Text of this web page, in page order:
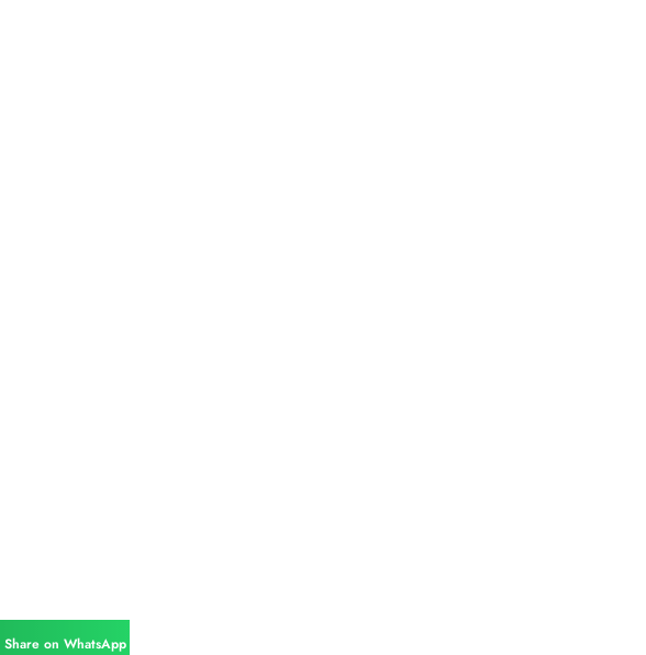
Share on WhatsApp